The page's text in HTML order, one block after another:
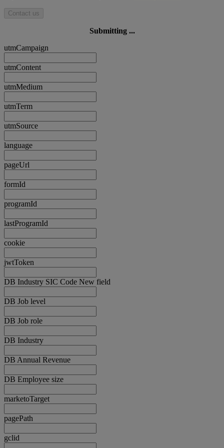
Contact us
Submitting ...
utmCampaign
utmContent
utmMedium
utmTerm
utmSource
language
pageUrl
formId
programId
lastProgramId
cookie
jwtToken
DB Industry SIC Code New field
DB Job level
DB Job role
DB Industry
DB Annual Revenue
DB Employee size
marketoTarget
pagePath
gclid